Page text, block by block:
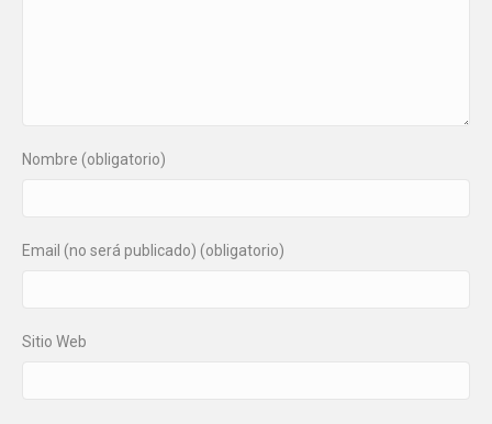
Nombre (obligatorio)
Email (no será publicado) (obligatorio)
Sitio Web